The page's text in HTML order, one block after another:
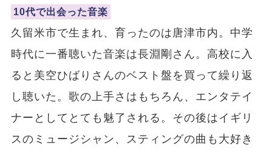
10代で出会った音楽
久留米市で生まれ、育ったのは唐津市内。中学
時代に一番聴いた音楽は長淵剛さん。高校に入
ると美空ひばりさんのベスト盤を買って繰り返
し聴いた。歌の上手さはもちろん、エンタテイ
ナーとしてとても魅了される。その後はイギリ
スのミュージシャン、スティングの曲も大好き